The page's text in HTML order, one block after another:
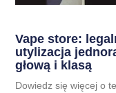
Vape store:
utylizacja
głową i klasą
Dowiedz się więcej o